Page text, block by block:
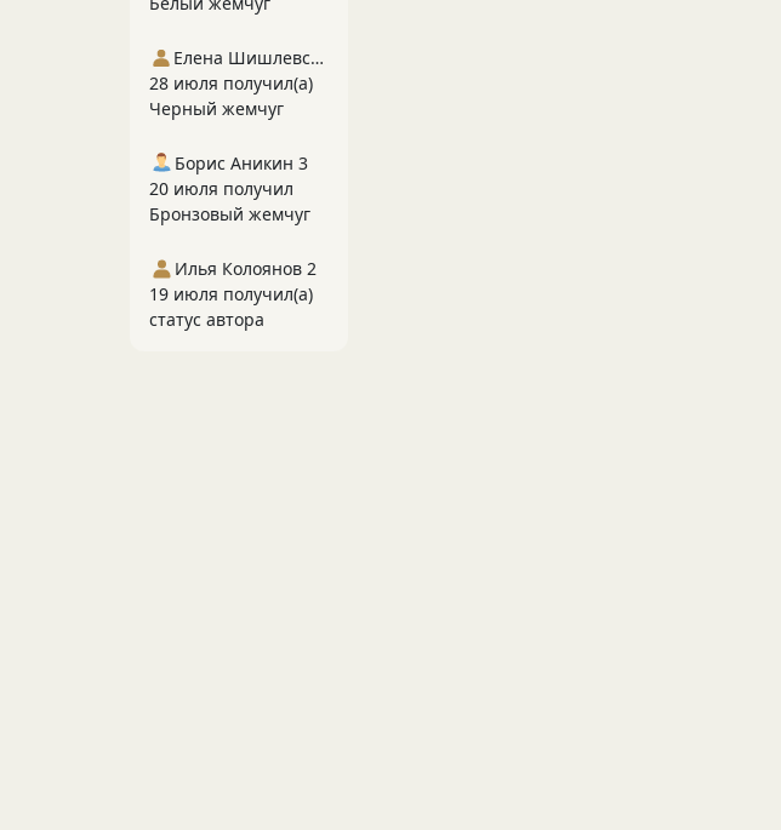
Елена Шишлевская
28 июля получил(а)
Черный жемчуг
Борис Аникин 3
20 июля получил
Бронзовый жемчуг
Илья Колоянов 2
19 июля получил(а)
статус автора